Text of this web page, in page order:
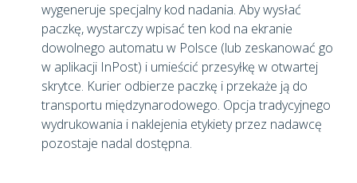
wygeneruje specjalny kod nadania. Aby wysłać
paczkę, wystarczy wpisać ten kod na ekranie
dowolnego automatu w Polsce (lub zeskanować go
w aplikacji InPost) i umieścić przesyłkę w otwartej
skrytce. Kurier odbierze paczkę i przekaże ją do
transportu międzynarodowego. Opcja tradycyjnego
wydrukowania i naklejenia etykiety przez nadawcę
pozostaje nadal dostępna.